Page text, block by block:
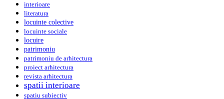
interioare
literatura
locuinte colective
locuinte sociale
locuire
patrimoniu
patrimoniu de arhitectura
proiect arhitectura
revista arhitectura
spatii interioare
spatiu subiectiv